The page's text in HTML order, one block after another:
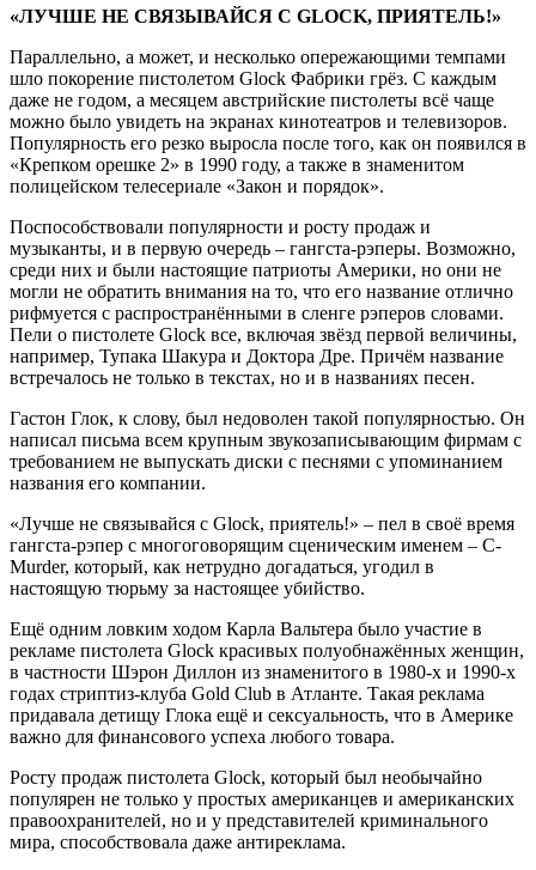
«ЛУЧШЕ НЕ СВЯЗЫВАЙСЯ С GLOCK, ПРИЯТЕЛЬ!»
Параллельно, а может, и несколько опережающими темпами
шло покорение пистолетом Glock Фабрики грёз. С каждым
даже не годом, а месяцем австрийские пистолеты всё чаще
можно было увидеть на экранах кинотеатров и телевизоров.
Популярность его резко выросла после того, как он появился в
«Крепком орешке 2» в 1990 году, а также в знаменитом
полицейском телесериале «Закон и порядок».
Поспособствовали популярности и росту продаж и
музыканты, и в первую очередь – гангста-рэперы. Возможно,
среди них и были настоящие патриоты Америки, но они не
могли не обратить внимания на то, что его название отлично
рифмуется с распространёнными в сленге рэперов словами.
Пели о пистолете Glock все, включая звёзд первой величины,
например, Тупака Шакура и Доктора Дре. Причём название
встречалось не только в текстах, но и в названиях песен.
Гастон Глок, к слову, был недоволен такой популярностью. Он
написал письма всем крупным звукозаписывающим фирмам с
требованием не выпускать диски с песнями с упоминанием
названия его компании.
«Лучше не связывайся с Glock, приятель!» – пел в своё время
гангста-рэпер с многоговорящим сценическим именем – C-
Murder, который, как нетрудно догадаться, угодил в
настоящую тюрьму за настоящее убийство.
Ещё одним ловким ходом Карла Вальтера было участие в
рекламе пистолета Glock красивых полуобнажённых женщин,
в частности Шэрон Диллон из знаменитого в 1980-х и 1990-х
годах стриптиз-клуба Gold Club в Атланте. Такая реклама
придавала детищу Глока ещё и сексуальность, что в Америке
важно для финансового успеха любого товара.
Росту продаж пистолета Glock, который был необычайно
популярен не только у простых американцев и американских
правоохранителей, но и у представителей криминального
мира, способствовала даже антиреклама.